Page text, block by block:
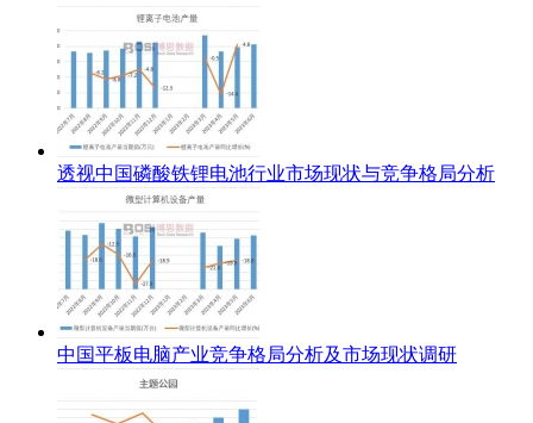
透视中国磷酸铁锂电池行业市场现状与竞争格局分析
中国平板电脑产业竞争格局分析及市场现状调研